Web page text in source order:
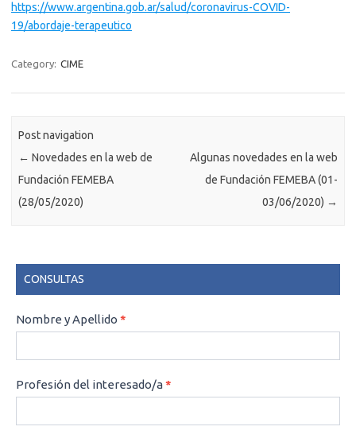
https://www.argentina.gob.ar/salud/coronavirus-COVID-
19/abordaje-terapeutico
Category: CIME
Post navigation
← Novedades en la web de
Fundación FEMEBA
(28/05/2020)
Algunas novedades en la web
de Fundación FEMEBA (01-
03/06/2020) →
CONSULTAS
CONSULTAS
Nombre y Apellido *
Profesión del interesado/a*